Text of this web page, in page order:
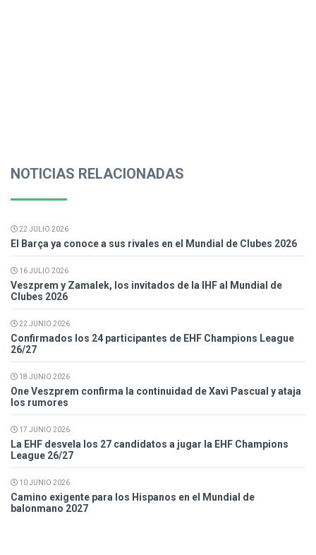
NOTICIAS RELACIONADAS
22 JULIO 2026
El Barça ya conoce a sus rivales en el Mundial de Clubes 2026
16 JULIO 2026
Veszprem y Zamalek, los invitados de la IHF al Mundial de
Clubes 2026
22 JUNIO 2026
Confirmados los 24 participantes de EHF Champions League
26/27
18 JUNIO 2026
One Veszprem confirma la continuidad de Xavi Pascual y ataja
los rumores
17 JUNIO 2026
La EHF desvela los 27 candidatos a jugar la EHF Champions
League 26/27
10 JUNIO 2026
Camino exigente para los Hispanos en el Mundial de
balonmano 2027